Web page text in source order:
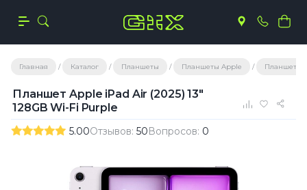
Главная Каталог Планшеты Планшеты Apple Планшеты
Планшет Apple iPad Air (2025) 13"
128GB Wi-Fi Purple
5.00Отзывов: 50Вопросов: 0